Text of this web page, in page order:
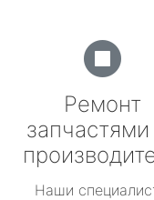
Ремонт
запчастями
Наши